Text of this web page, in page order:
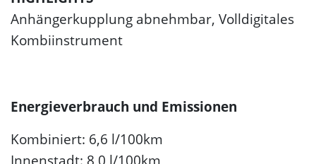
Anhängerkupplung abnehmbar, Volldigitales
Kombiinstrument
Energieverbrauch und Emissionen
Kombiniert: 6,6 l/100km
Innenstadt: 8,0 l/100km